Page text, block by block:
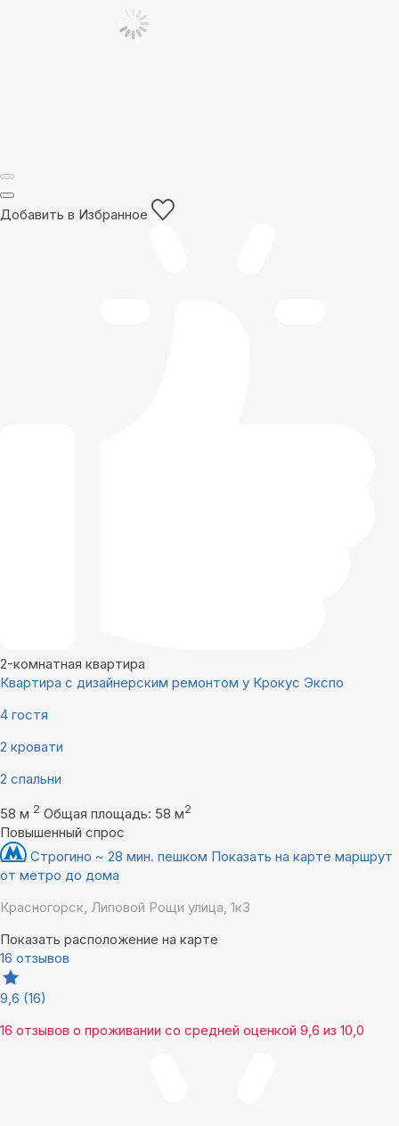
Добавить в Избранное
2-комнатная квартира
Квартира с дизайнерским ремонтом у Крокус Экспо
4 гостя
2 кровати
2 спальни
58 м 2 Общая площадь: 58 м2
Повышенный спрос
Строгино ~ 28 мин. пешком Показать на карте маршрут
от метро до дома
Красногорск, Липовой Рощи улица, 1к3
Показать расположение на карте
16 отзывов
9,6 (16)
16 отзывов о проживании со средней оценкой 9,6 из 10,0